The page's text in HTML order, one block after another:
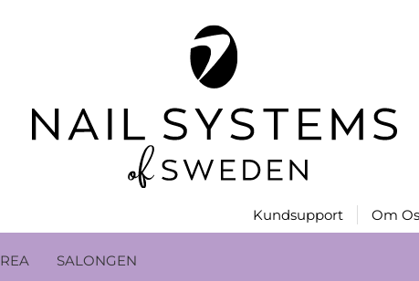
Kundsupport Om
REA SALONGEN